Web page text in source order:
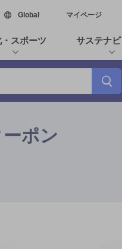
Global新しいウィンドウで開く
マイページ
スポーツ サステナ
ポン